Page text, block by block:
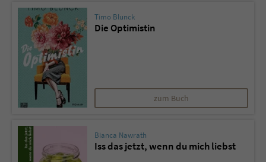
Timo Blunck
Die Optimistin
zum Buch
Bianca Nawrath
Iss das jetzt, wenn du mich liebst
überprüfen.